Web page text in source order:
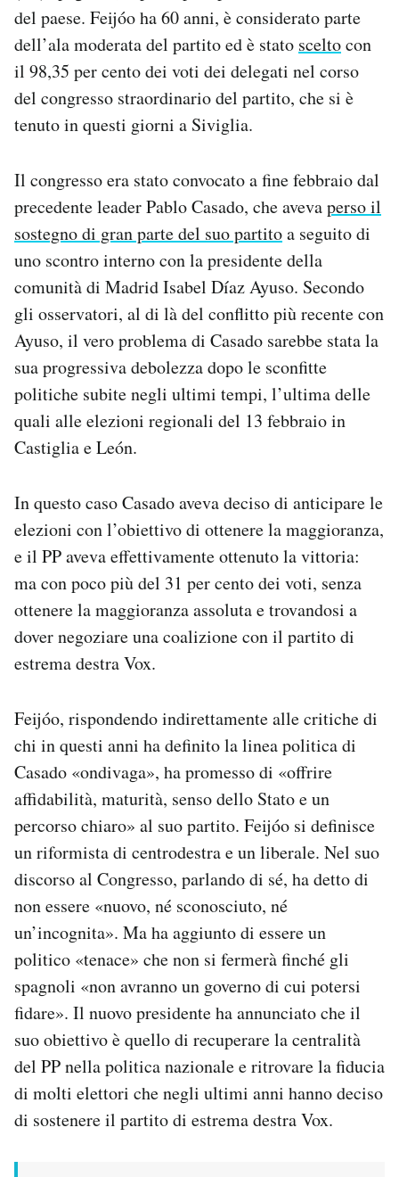
AREA PERSONALE
Newsletter
Notifiche mobile
Regala il Post
del paese. Feijóo ha 60 anni, è considerato parte
dell’ala moderata del partito ed è stato sceltocon
il 98,35 per cento dei voti dei delegati nel corso
del congresso straordinario del partito, che si è
tenuto in questi giorni a Siviglia.
Il congresso era stato convocato a fine febbraio dal
precedente leader Pablo Casado, che avevaperso il
sostegno di gran parte del suo partitoa seguito di
uno scontro interno con la presidente della
comunità di Madrid Isabel Díaz Ayuso. Secondo
gli osservatori, al di là del conflitto più recente con
Ayuso, il vero problema di Casado sarebbe stata la
sua progressiva debolezza dopo le sconfitte
politiche subite negli ultimi tempi, l’ultima delle
quali alle elezioni regionali del 13 febbraio in
Castiglia e León.
In questo caso Casado aveva deciso di anticipare le
elezioni con l’obiettivo di ottenere la maggioranza,
e il PP aveva effettivamente ottenuto la vittoria:
ma con poco più del 31 per cento dei voti, senza
ottenere la maggioranza assoluta e trovandosi a
dover negoziare una coalizione con il partito di
estrema destra Vox.
Feijóo, rispondendo indirettamente alle critiche di
chi in questi anni ha definito la linea politica di
Casado «ondivaga», ha promesso di «offrire
affidabilità, maturità, senso dello Stato e un
percorso chiaro» al suo partito. Feijóo si definisce
un riformista di centrodestra e un liberale. Nel suo
discorso al Congresso, parlando di sé, ha detto di
non essere «nuovo, né sconosciuto, né
un’incognita». Ma ha aggiunto di essere un
politico «tenace» che non si fermerà finché gli
spagnoli «non avranno un governo di cui potersi
fidare». Il nuovo presidente ha annunciato che il
suo obiettivo è quello di recuperare la centralità
del PP nella politica nazionale e ritrovare la fiducia
di molti elettori che negli ultimi anni hanno deciso
di sostenere il partito di estrema destra Vox.